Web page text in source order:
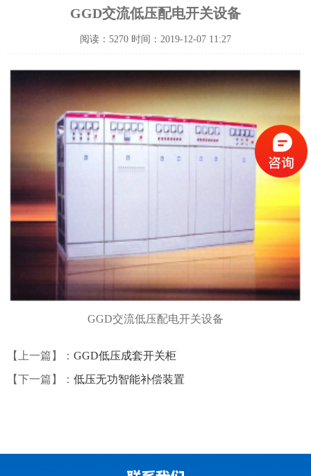
GGD交流低压配电开关设备
阅读：5270 时间：2019-12-07 11:27
GGD交流低压配电开关设备
【上一篇】： GGD低压成套开关柜
【下一篇】： 低压无功智能补偿装置